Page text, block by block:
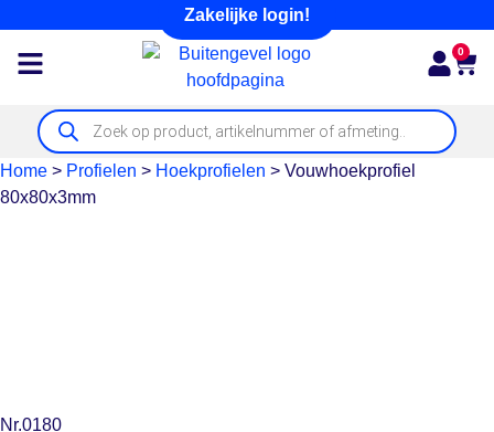
Zakelijke login!
0
Home > Profielen > Hoekprofielen > Vouwhoekprofiel
80x80x3mm
Nr.0180